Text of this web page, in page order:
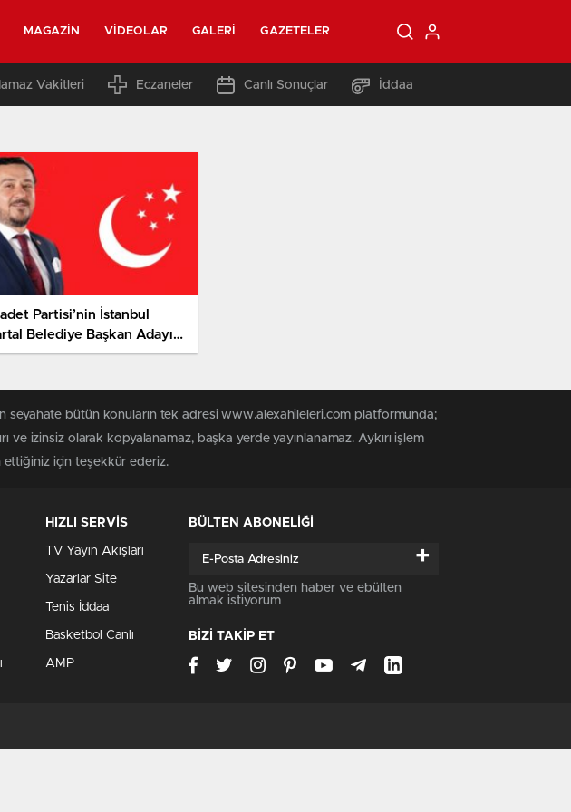
MAGAZIN VIDEOLAR GALERI GAZETELER
Vakitleri Eczaneler Canlı Sonuçlar İddaa
Partisi’nin İstanbul
Belediye Başkan Adayı
Hava Kimdir?
seyahate bütün konuların tek adresi www.alexahileleri.com platformunda;
izinsiz olarak kopyalanamaz, başka yerde yayınlanamaz. Aykırı işlem
ettiğiniz için teşekkür ederiz.
HIZLI SERVİS
TV Yayın Akışları
Yazarlar Site
Tenis İddaa
Basketbol Canlı
AMP
BÜLTEN ABONELİĞİ
+
Bu web sitesinden haber ve ebülten
almak istiyorum
BİZİ TAKİP ET